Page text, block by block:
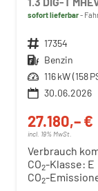
sofort lieferbar
Fahrzeugnr. 17354
Kraftstoff Benzin
Leistung 116 kW (158
30.06.2026
27.180,– €
incl. 19% MwSt.
Verbrauch
CO2-Klasse: E
CO2-